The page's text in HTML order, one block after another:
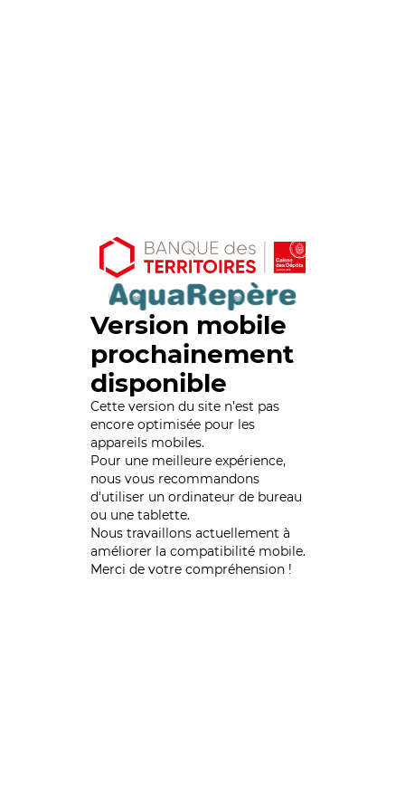
Version mobile
prochainement
disponible
Cette version du site n’est pas
encore optimisée pour les
appareils mobiles.
Pour une meilleure expérience,
nous vous recommandons
d'utiliser un ordinateur de bureau
ou une tablette.
Nous travaillons actuellement à
améliorer la compatibilité mobile.
Merci de votre compréhension !